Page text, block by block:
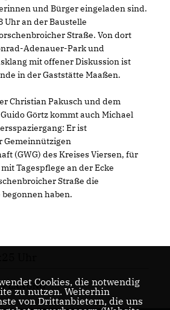
und Bürger eingeladen sind.
an der Baustelle
Straße. Von dort
Adenauer-Park und
mit offener Diskussion ist
in der Gaststätte Maaßen.
Christian Pakusch und dem
Görtz kommt auch Michael
Er ist
Gemeinnützigen
(GWG) des Kreises Viersen, für
Tagespflege an der Ecke
Straße die
haben.
Uhr
Cookies, die notwendig
zu nutzen. Weiterhin
von Drittanbietern, die uns